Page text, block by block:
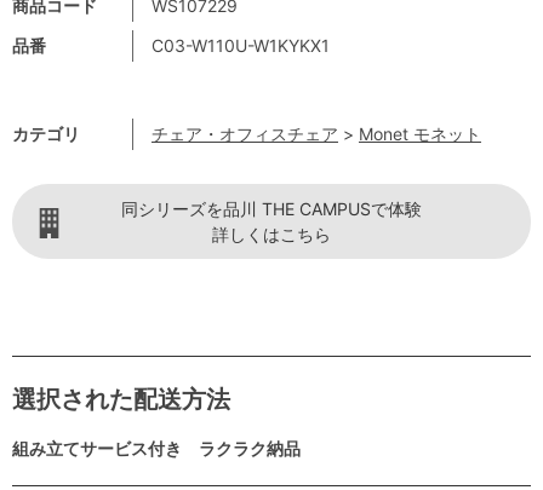
商品コード
WS107229
品番
C03-W110U-W1KYKX1
カテゴリ チェア・オフィスチェア > Monet モネット
同シリーズを品川 THE CAMPUSで体験
詳しくはこちら
選択された配送方法
組み立てサービス付き ラクラク納品